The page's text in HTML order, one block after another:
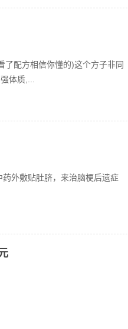
了配方相信你懂的)这个方子非同
体质,...
外敷贴肚脐，来治脑梗后遗症